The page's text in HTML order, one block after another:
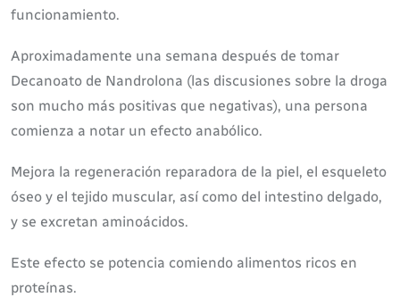
funcionamiento.
Aproximadamente una semana después de tomar
Decanoato de Nandrolona (las discusiones sobre la droga
son mucho más positivas que negativas), una persona
comienza a notar un efecto anabólico.
Mejora la regeneración reparadora de la piel, el esqueleto
óseo y el tejido muscular, así como del intestino delgado,
y se excretan aminoácidos.
Este efecto se potencia comiendo alimentos ricos en
proteínas.